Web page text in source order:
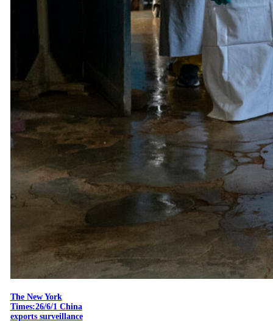
The New York
Times:26/6/1 China
exports surveillance